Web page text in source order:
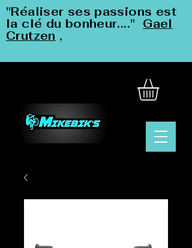
"Réaliser ses passions est
la clé du bonheur...." Gael
Crutzen ,